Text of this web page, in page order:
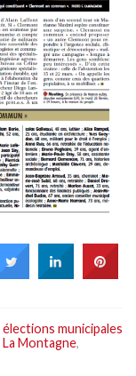
élections municipales
La Montagne,